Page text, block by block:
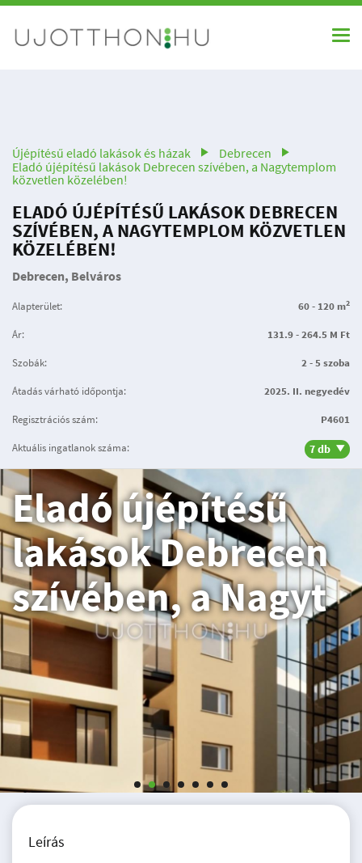
Újépítésű eladó lakások és házak
Debrecen
Eladó újépítésű lakások Debrecen szívében, a Nagytemplom
közvetlen közelében!
ELADÓ ÚJÉPÍTÉSŰ LAKÁSOK DEBRECEN
SZÍVÉBEN, A NAGYTEMPLOM KÖZVETLEN
KÖZELÉBEN!
Debrecen, Belváros
Alapterület: 60 - 120 m2
Ár: 131.9 - 264.5 M Ft
Szobák: 2 - 5 szoba
Átadás várható időpontja: 2025. II. negyedév
Regisztrációs szám: P4601
Aktuális ingatlanok száma: 7 db
Eladó újépítésű
lakások Debrecen
szívében, a Nagyt
Leírás